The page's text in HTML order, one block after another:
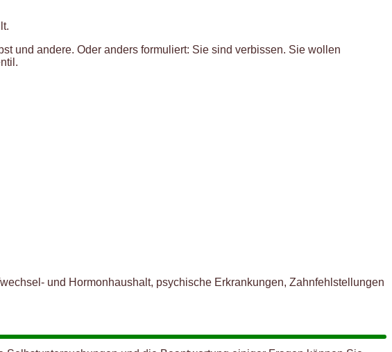
und andere. Oder anders formuliert: Sie sind verbissen. Sie wollen
und Hormonhaushalt, psychische Erkrankungen, Zahnfehlstellungen